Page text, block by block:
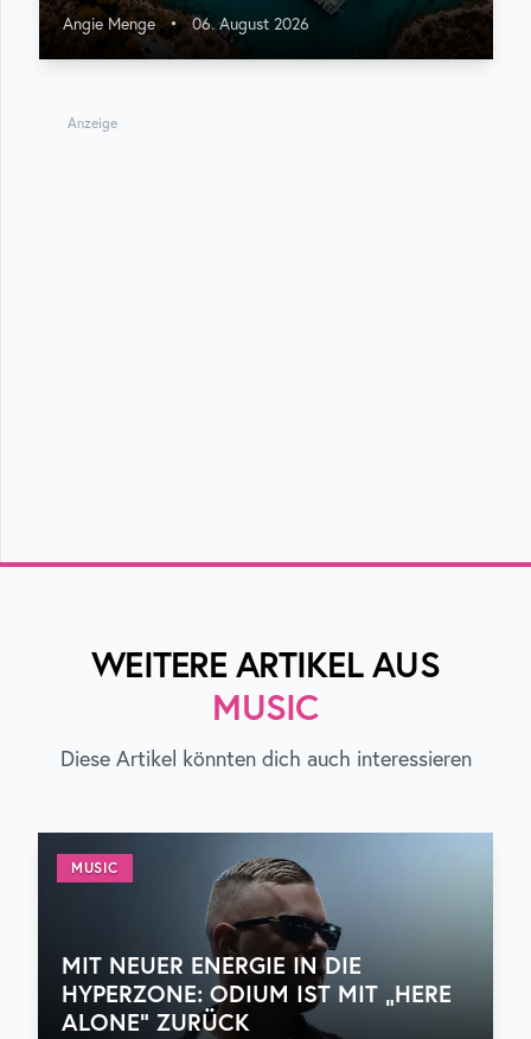
Angie Menge • 06. August 2026
Anzeige
WEITERE ARTIKEL AUS
MUSIC
Diese Artikel könnten dich auch interessieren
MUSIC
MIT NEUER ENERGIE IN DIE
HYPERZONE: ODIUM IST MIT „HERE
ALONE“ ZURÜCK